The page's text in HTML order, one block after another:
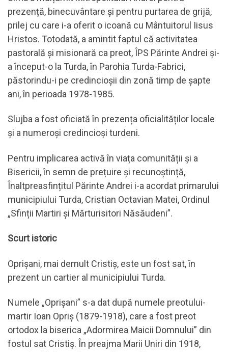
prezență, binecuvântare și pentru purtarea de grijă,
prilej cu care i-a oferit o icoană cu Mântuitorul Iisus
Hristos. Totodată, a amintit faptul că activitatea
pastorală și misionară ca preot, ÎPS Părinte Andrei și-
a început-o la Turda, în Parohia Turda-Fabrici,
păstorindu-i pe credincioșii din zonă timp de șapte
ani, în perioada 1978-1985.
Slujba a fost oficiată în prezența oficialităților locale
și a numeroși credincioși turdeni.
Pentru implicarea activă în viața comunității și a
Bisericii, în semn de prețuire și recunoștință,
Înaltpreasfințitul Părinte Andrei i-a acordat primarului
municipiului Turda, Cristian Octavian Matei, Ordinul
„Sfinții Martiri și Mărturisitori Năsăudeni”.
Scurt istoric
Oprișani, mai demult Cristiș, este un fost sat, în
prezent un cartier al municipiului Turda.
Numele „Oprișani” s-a dat după numele preotului-
martir Ioan Opriș (1879-1918), care a fost preot
ortodox la biserica „Adormirea Maicii Domnului” din
fostul sat Cristiș. În preajma Marii Uniri din 1918,